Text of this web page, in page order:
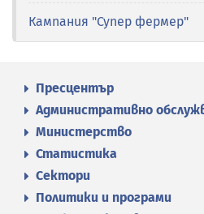
Кампания "Супер фермер"
Пресцентър
Административно
Министерство
Статистика
Сектори
Политики и програми